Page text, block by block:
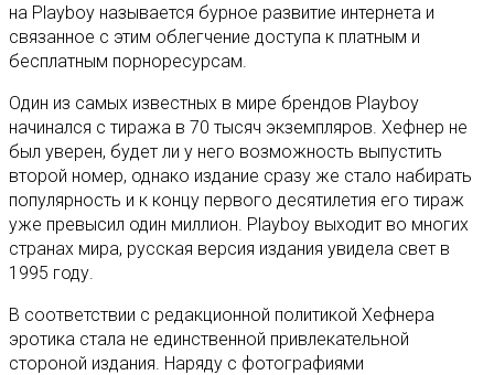
на Playboy называется бурное развитие интернета и
связанное с этим облегчение доступа к платным и
бесплатным порноресурсам.
Один из самых известных в мире брендов Playboy
начинался с тиража в 70 тысяч экземпляров. Хефнер не
был уверен, будет ли у него возможность выпустить
второй номер, однако издание сразу же стало набирать
популярность и к концу первого десятилетия его тираж
уже превысил один миллион. Playboy выходит во многих
странах мира, русская версия издания увидела свет в
1995 году.
В соответствии с редакционной политикой Хефнера
эротика стала не единственной привлекательной
стороной издания. Наряду с фотографиями